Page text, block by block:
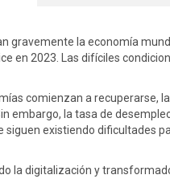
gravemente la economía
en 2023. Las difíciles
comienzan a recuperarse,
embargo, la tasa de
siguen existiendo dificultades
la digitalización y